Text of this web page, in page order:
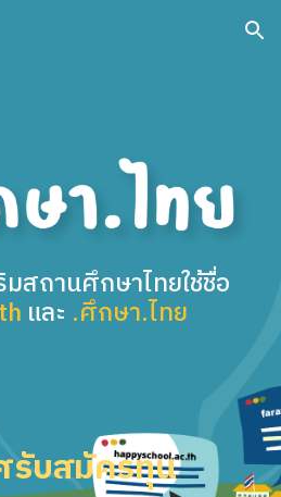
Skip to navigation
มสถานศึกษาไทยใช้ชื่อ
และ .ศึกษา.ไทย
รับสมัครทุน